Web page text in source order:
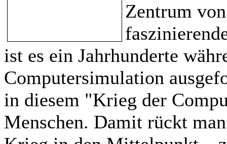
Zentrum
ist es ein Jahrhunderte
Computersimulation
in diesem "Krieg der
Menschen. Damit rückt